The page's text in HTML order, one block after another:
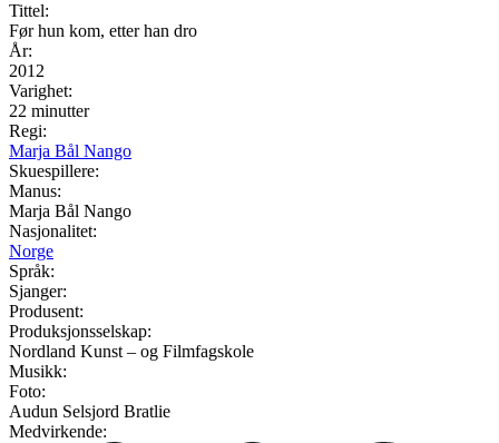
Tittel:
Før hun kom, etter han dro
År:
2012
Varighet:
22 minutter
Regi:
Marja Bål Nango
Skuespillere:
Manus:
Marja Bål Nango
Nasjonalitet:
Norge
Språk:
Sjanger:
Produsent:
Produksjonsselskap:
Nordland Kunst – og Filmfagskole
Musikk:
Foto:
Audun Selsjord Bratlie
Medvirkende: